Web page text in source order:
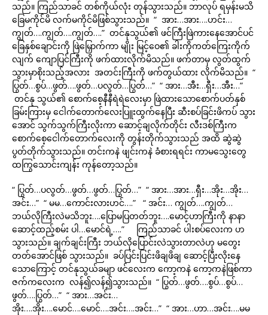
သည်။ ကြည်သာခင် တစ်ကိုယ်လုံး တုန်သွားသည်။ ဘာလုပ် ရမှန်းမသိ
ခြေမကိုင်မိ လက်မကိုင်မိဖြစ်သွားသည်။ “ အား…အား….ဟင်း…
ကျွတ်….ကျွတ်….ကျွတ်….” တင်နုသွယ်၏ ဖင်ကြီးဖြဲကားနေအောင်ပင်
ခြေနှစ်ချောင်းကို ဖြဲမြှောက်ကာ မျိုး မြင့်ဝေ၏ ခါးကိုကတ်ကြေးကိုက်
လျက် ကျောပြင်ကြီးကို ဖက်ထားလိုက်မိသည်။ ဖက်တာမှ လွတ်ထွက်
သွားမှာစိုးသည့်အလား အတင်းကြီးကို ဖက်တွယ်ထား လိုက်မိသည်။ “
ပြွတ်…စွပ်…ဖွတ်….ဖွတ်…ပလွတ်…ပြွတ်…” “ အား…အီး…ရှီး…အီး…”
တင်နု သွယ်၏ စောက်စေ့နီနီရဲရဲလေးမှာ ဖြဲထားသောစောက်ပတ်နှစ်
ခြမ်းကြားမှ ငေါက်တောက်လေးပြူးထွက်နေပြီး ဆီးစပ်ခြင်းဖိကပ် သွား
အောင် သွက်သွက်ကြီးလိုးကာ ဆောင့်ချလိုက်တိုင်း လီးဒစ်ကြီးက
စောက်စေ့ငေါက်တောက်လေးကို တွန်းတိုက်သွားသည် အထိ ဆွဲဆွဲ
ပွတ်တိုက်သွားသည်။ တင်းကနဲ ဖျင်းကနဲ ခံစားရရင်း ကာမသွေးတွေ
ထကြွသောင်းကျန်း ကုန်တော့သည်။
“ ပြွတ်…ပလွတ်…ဖွတ်…ဖွတ်…ပြွတ်…” “ အား…အား…ရှီး…အိုး…အိုး…
အင်း…” “ မမ…ကောင်းလားဟင်….” “ အင်း… ကျွတ်….ကျွတ်…
ဘယ်လိုကြီးလဲမသိဘူး….ပြောမပြတတ်ဘူး….မောင့်ဟာကြီးကို နာနာ
ဆောင့်ထည့်စမ်း ပါ…မောင်ရဲ့….” ကြည်သာခင် ပါးစပ်လေးက ဟ
သွားသည်။ ချက်ချင်းကြီး ဘယ်လိုပြောင်းလဲသွားတာလဲဟု မတွေး
တတ်အောင်ဖြစ် သွားသည်။ ခပ်ပြင်းပြင်းဖိချဖိချ ဆောင့်ပြီးလိုးနေ
သောကြောင့် တင်နုသွယ်ခမျာ ဖင်လေးက ကော့ကနဲ ကော့ကနဲဖြစ်ကာ
ဇက်ကလေးက လန်၍လန်၍သွားသည်။ “ ပြွတ်…ဖွတ်….စွပ်…စွပ်…
ဖွတ်….ပြွတ်…” “ အား…အင်း…
အိုး….အိုး….မောင်….မောင်….အင်း….အင်း…” “ အား…ဟာ…အင်း….မမ